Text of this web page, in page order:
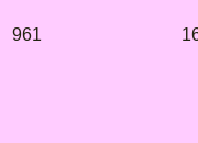
961